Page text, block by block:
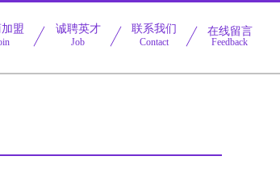
盟 诚聘英才
Job
联系我们
Contact
在线留言
Feedback